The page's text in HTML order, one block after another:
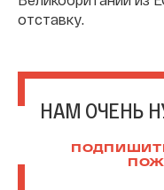
отставку.
НАМ ОЧЕНЬ